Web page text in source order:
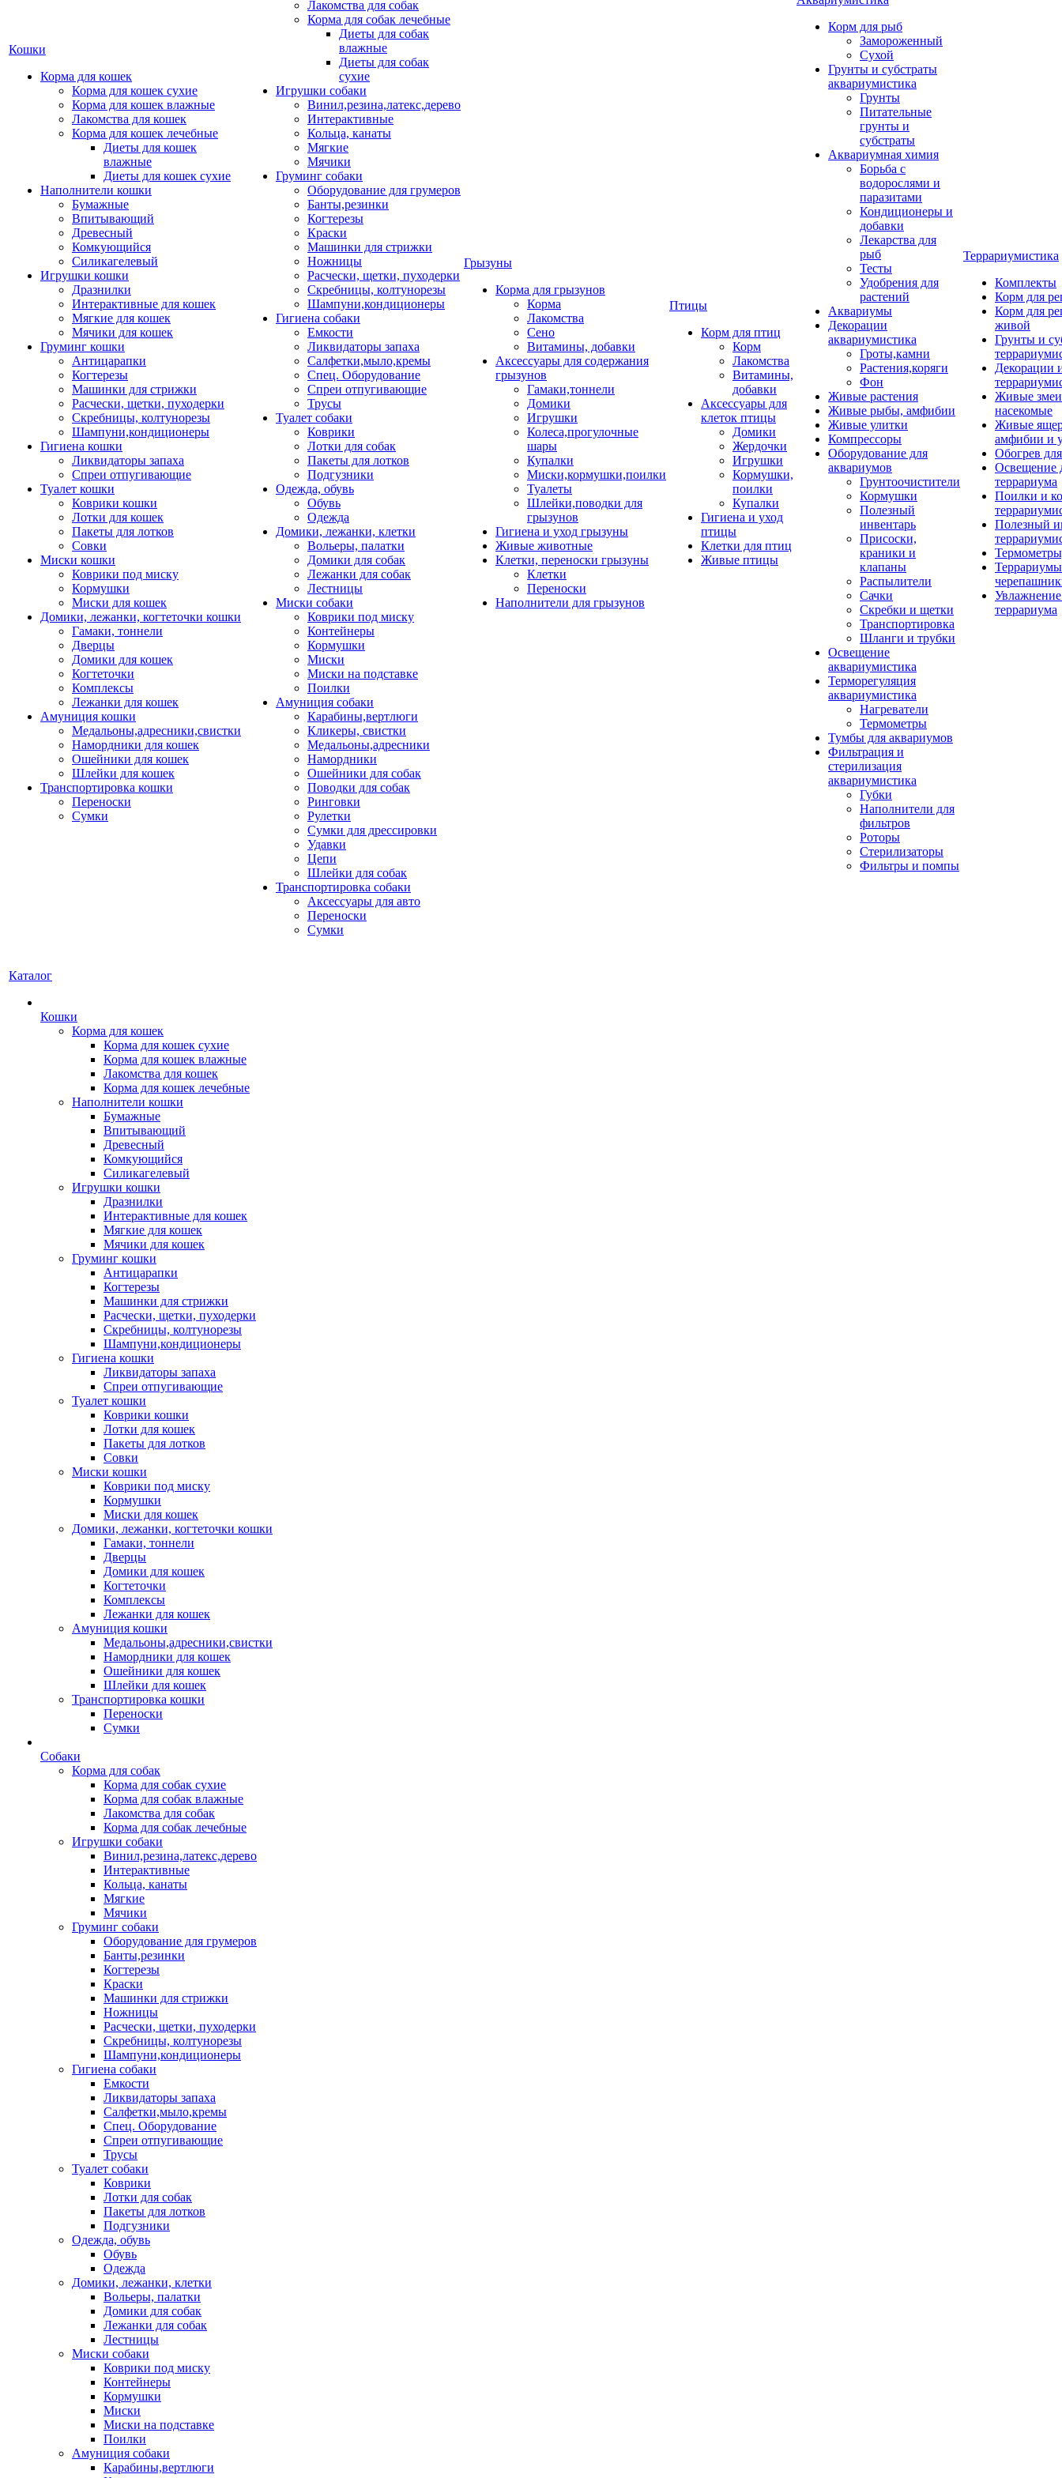
Кошки
Корма для кошек
Корма для кошек сухие
Корма для кошек влажные
Лакомства для кошек
Корма для кошек лечебные
Диеты для кошек
влажные
Диеты для кошек сухие
Наполнители кошки
Бумажные
Впитывающий
Древесный
Комкующийся
Силикагелевый
Игрушки кошки
Дразнилки
Интерактивные для кошек
Мягкие для кошек
Мячики для кошек
Груминг кошки
Антицарапки
Когтерезы
Машинки для стрижки
Расчески, щетки, пуходерки
Скребницы, колтунорезы
Шампуни,кондиционеры
Гигиена кошки
Ликвидаторы запаха
Спреи отпугивающие
Туалет кошки
Коврики кошки
Лотки для кошек
Пакеты для лотков
Совки
Миски кошки
Коврики под миску
Кормушки
Миски для кошек
Домики, лежанки, когтеточки кошки
Гамаки, тоннели
Дверцы
Домики для кошек
Когтеточки
Комплексы
Лежанки для кошек
Амуниция кошки
Медальоны,адресники,свистки
Намордники для кошек
Ошейники для кошек
Шлейки для кошек
Транспортировка кошки
Переноски
Сумки
Лакомства для собак
Корма для собак лечебные
Диеты для собак
влажные
Диеты для собак
сухие
Игрушки собаки
Винил,резина,латекс,дерево
Интерактивные
Кольца, канаты
Мягкие
Мячики
Груминг собаки
Оборудование для грумеров
Банты,резинки
Когтерезы
Краски
Машинки для стрижки
Ножницы
Расчески, щетки, пуходерки
Скребницы, колтунорезы
Шампуни,кондиционеры
Гигиена собаки
Емкости
Ликвидаторы запаха
Салфетки,мыло,кремы
Спец. Оборудование
Спреи отпугивающие
Трусы
Туалет собаки
Коврики
Лотки для собак
Пакеты для лотков
Подгузники
Одежда, обувь
Обувь
Одежда
Домики, лежанки, клетки
Вольеры, палатки
Домики для собак
Лежанки для собак
Лестницы
Миски собаки
Коврики под миску
Контейнеры
Кормушки
Миски
Миски на подставке
Поилки
Амуниция собаки
Карабины,вертлюги
Кликеры, свистки
Медальоны,адресники
Намордники
Ошейники для собак
Поводки для собак
Ринговки
Рулетки
Сумки для дрессировки
Удавки
Цепи
Шлейки для собак
Транспортировка собаки
Аксессуары для авто
Переноски
Сумки
Грызуны
Корма для грызунов
Корма
Лакомства
Сено
Витамины, добавки
Аксессуары для содержания
грызунов
Гамаки,тоннели
Домики
Игрушки
Колеса,прогулочные
шары
Купалки
Миски,кормушки,поилки
Туалеты
Шлейки,поводки для
грызунов
Гигиена и уход грызуны
Живые животные
Клетки, переноски грызуны
Клетки
Переноски
Наполнители для грызунов
Птицы
Корм для птиц
Корм
Лакомства
Витамины,
добавки
Аксессуары для
клеток птицы
Домики
Жердочки
Игрушки
Кормушки,
поилки
Купалки
Гигиена и уход
птицы
Клетки для птиц
Живые птицы
Корм для рыб
Замороженный
Сухой
Грунты и субстраты
аквариумистика
Грунты
Питательные
грунты и
субстраты
Аквариумная химия
Борьба с
водорослями и
паразитами
Кондиционеры и
добавки
Лекарства для
рыб
Тесты
Удобрения для
растений
Аквариумы
Декорации
аквариумистика
Гроты,камни
Растения,коряги
Фон
Живые растения
Живые рыбы, амфибии
Живые улитки
Компрессоры
Оборудование для
аквариумов
Грунтоочистители
Кормушки
Полезный
инвентарь
Присоски,
краники и
клапаны
Распылители
Сачки
Скребки и щетки
Транспортировка
Шланги и трубки
Освещение
аквариумистика
Терморегуляция
аквариумистика
Нагреватели
Термометры
Тумбы для аквариумов
Фильтрация и
стерилизация
аквариумистика
Губки
Наполнители для
фильтров
Роторы
Стерилизаторы
Фильтры и помпы
Террариумистика
Комплекты
Корм для
Корм для
живой
Грунты и
Декорации
Живые
насекомые
Живые
амфибии и
Обогрев
Освещение
террариума
Поилки и
Полезный
террариума
Каталог
Кошки
Корма для кошек
Корма для кошек сухие
Корма для кошек влажные
Лакомства для кошек
Корма для кошек лечебные
Наполнители кошки
Бумажные
Впитывающий
Древесный
Комкующийся
Силикагелевый
Игрушки кошки
Дразнилки
Интерактивные для кошек
Мягкие для кошек
Мячики для кошек
Груминг кошки
Антицарапки
Когтерезы
Машинки для стрижки
Расчески, щетки, пуходерки
Скребницы, колтунорезы
Шампуни,кондиционеры
Гигиена кошки
Ликвидаторы запаха
Спреи отпугивающие
Туалет кошки
Коврики кошки
Лотки для кошек
Пакеты для лотков
Совки
Миски кошки
Коврики под миску
Кормушки
Миски для кошек
Домики, лежанки, когтеточки кошки
Гамаки, тоннели
Дверцы
Домики для кошек
Когтеточки
Комплексы
Лежанки для кошек
Амуниция кошки
Медальоны,адресники,свистки
Намордники для кошек
Ошейники для кошек
Шлейки для кошек
Транспортировка кошки
Переноски
Сумки
Собаки
Корма для собак
Корма для собак сухие
Корма для собак влажные
Лакомства для собак
Корма для собак лечебные
Игрушки собаки
Винил,резина,латекс,дерево
Интерактивные
Кольца, канаты
Мягкие
Мячики
Груминг собаки
Оборудование для грумеров
Банты,резинки
Когтерезы
Краски
Машинки для стрижки
Ножницы
Расчески, щетки, пуходерки
Скребницы, колтунорезы
Шампуни,кондиционеры
Гигиена собаки
Емкости
Ликвидаторы запаха
Салфетки,мыло,кремы
Спец. Оборудование
Спреи отпугивающие
Трусы
Туалет собаки
Коврики
Лотки для собак
Пакеты для лотков
Подгузники
Одежда, обувь
Обувь
Одежда
Домики, лежанки, клетки
Вольеры, палатки
Домики для собак
Лежанки для собак
Лестницы
Миски собаки
Коврики под миску
Контейнеры
Кормушки
Миски
Миски на подставке
Поилки
Амуниция собаки
Карабины,вертлюги